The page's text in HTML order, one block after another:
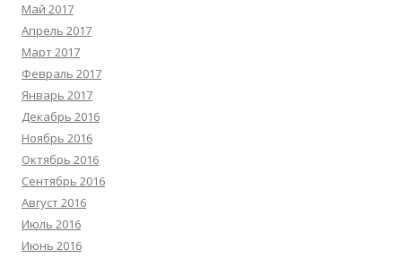
Май 2017
Апрель 2017
Март 2017
Февраль 2017
Январь 2017
Декабрь 2016
Ноябрь 2016
Октябрь 2016
Сентябрь 2016
Август 2016
Июль 2016
Июнь 2016